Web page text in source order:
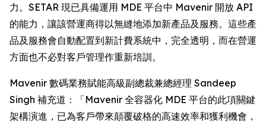
力。SETAR 現已具備運用 MDE 平台中 Mavenir 開放 API
的能力，讓該營運商得以無縫地添加新產品及服務。這些產
品及服務會自動配置到新計費系統中，完全透明，而在營運
方面也不必對客戶管理作重新培訓。
Mavenir 數碼業務賦能高級副總裁兼總經理 Sandeep
Singh 補充道：「Mavenir 全容器化 MDE 平台的此項關鍵
架構演進，已為客戶帶來顛覆破格的高速效率和獲利機會，